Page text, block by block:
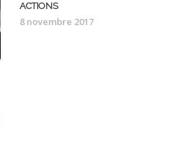
ACTIONS
8 novembre 2017